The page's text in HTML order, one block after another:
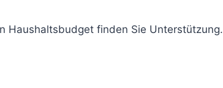
Haushaltsbudget finden Sie Unterstützung.